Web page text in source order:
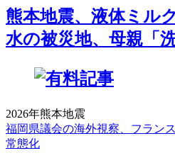
熊本地震、液体ミ
水の被災地、母親「
2026年熊本地震
福岡県議会の海外視察、フラン
常態化